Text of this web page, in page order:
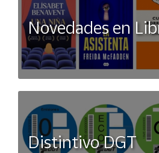
Novedades en
Distintivo DGT